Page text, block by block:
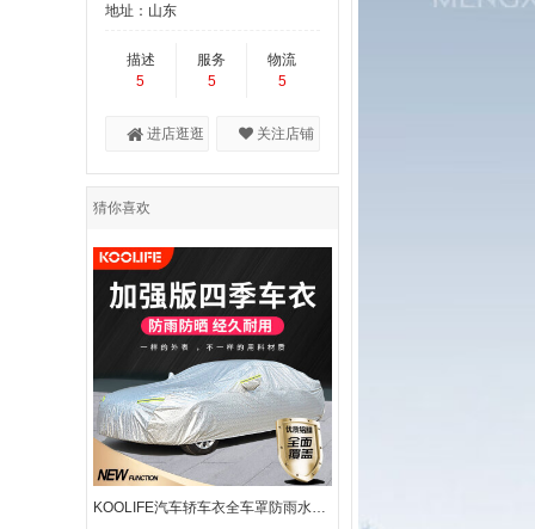
地址：山东
描述
5
服务
5
物流
5
进店逛逛 关注店铺
猜你喜欢
KOOLIFE汽车轿车衣全车罩防雨水尘晒罩布外套经典日产轩逸